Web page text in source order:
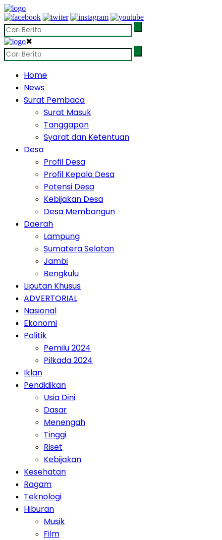
✖
Home
News
Surat Pembaca
Surat Masuk
Tanggapan
Syarat dan Ketentuan
Desa
Profil Desa
Profil Kepala Desa
Potensi Desa
Kebijakan Desa
Desa Membangun
Daerah
Lampung
Sumatera Selatan
Jambi
Bengkulu
Liputan Khusus
ADVERTORIAL
Nasional
Ekonomi
Politik
Pemilu 2024
Pilkada 2024
Iklan
Pendidikan
Usia Dini
Dasar
Menengah
Tinggi
Riset
Kebijakan
Kesehatan
Ragam
Teknologi
Hiburan
Musik
Film